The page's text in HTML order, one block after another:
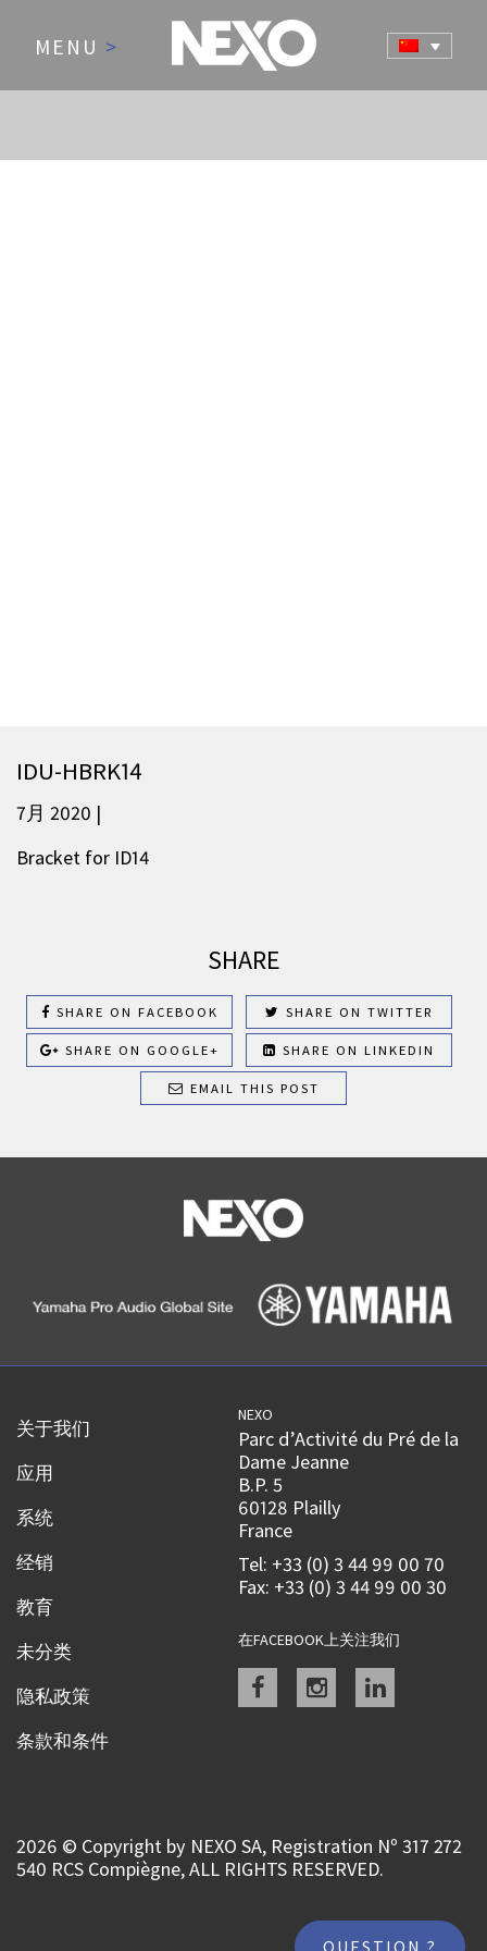
QUESTION ?
MENU >
IDU-HBRK14
7月 2020 |
Bracket for ID14
SHARE
SHARE ON FACEBOOK SHARE ON TWITTER
SHARE ON GOOGLE+ SHARE ON LINKEDIN
EMAIL THIS POST
关于我们
应用
系统
经销
教育
未分类
隐私政策
条款和条件
NEXO
Parc d’Activité du Pré de la
Dame Jeanne
B.P. 5
60128 Plailly
France
Tel: +33 (0) 3 44 99 00 70
Fax: +33 (0) 3 44 99 00 30
在FACEBOOK上关注我们
Facebookinstagramlinkedin
2026 © Copyright by NEXO SA, Registration Nº 317 272
540 RCS Compiègne, ALL RIGHTS RESERVED.